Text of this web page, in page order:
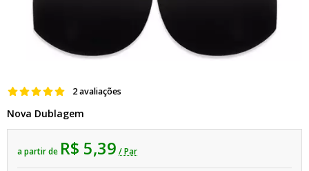
2 avaliações
Nova Dublagem
a partir de R$ 5,39 / Par